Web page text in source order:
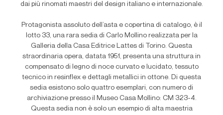
dai più rinomati maestri del design italiano e internazionale.
Protagonista assoluto dell’asta e copertina di catalogo, è il
lotto 33, una rara sedia di Carlo Mollino realizzata per la
Galleria della Casa Editrice Lattes di Torino. Questa
straordinaria opera, datata 1951, presenta una struttura in
compensato di legno di noce curvato e lucidato, tessuto
tecnico in resinflex e dettagli metallici in ottone. Di questa
sedia esistono solo quattro esemplari, con numero di
archiviazione presso il Museo Casa Mollino: CM 323-4.
Questa sedia non è solo un esempio di alta maestria